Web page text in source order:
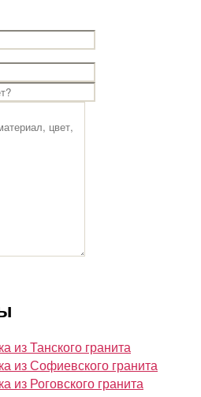
из Танского гранита
из Софиевского гранита
из Роговского гранита